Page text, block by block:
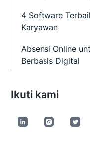
4 Software
Karyawan
Absensi Online
Berbasis Digital
Ikuti kami